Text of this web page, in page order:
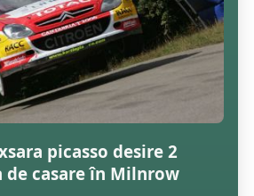
picasso desire 2
de casare în Milnrow